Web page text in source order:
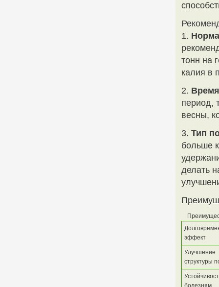
1.
тонн на
калия в
2.
период,
весны,
3. Тип
больше
делать
эффект
Улучшение
структуры
болезням